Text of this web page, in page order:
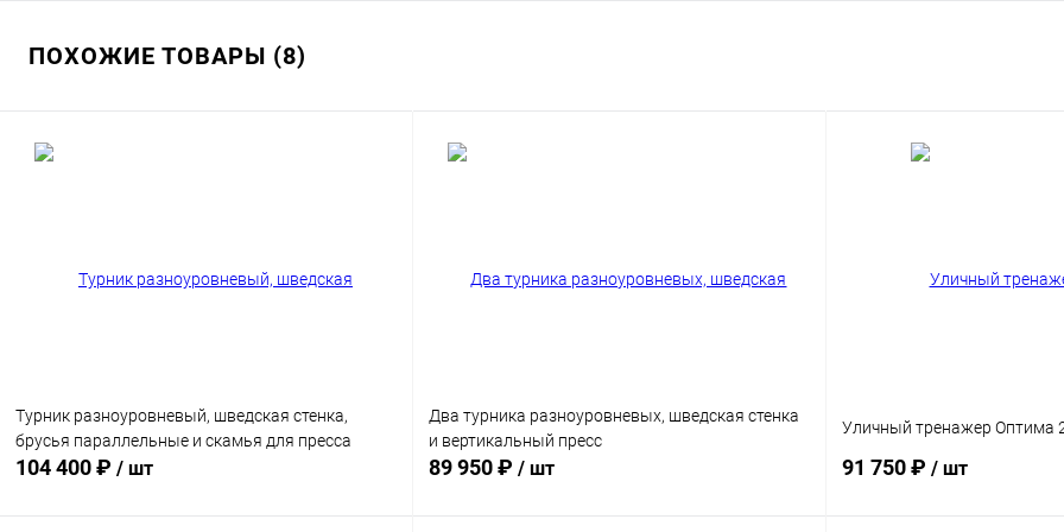
ПОХОЖИЕ ТОВАРЫ (8)
Турник разноуровневый, шведская стенка,
брусья параллельные и скамья для пресса
104 400 ₽ / шт
Два турника разноуровневых, шведская стенка
и вертикальный пресс
89 950 ₽ / шт
Уличный тренажер Оптима
91 750 ₽ / шт